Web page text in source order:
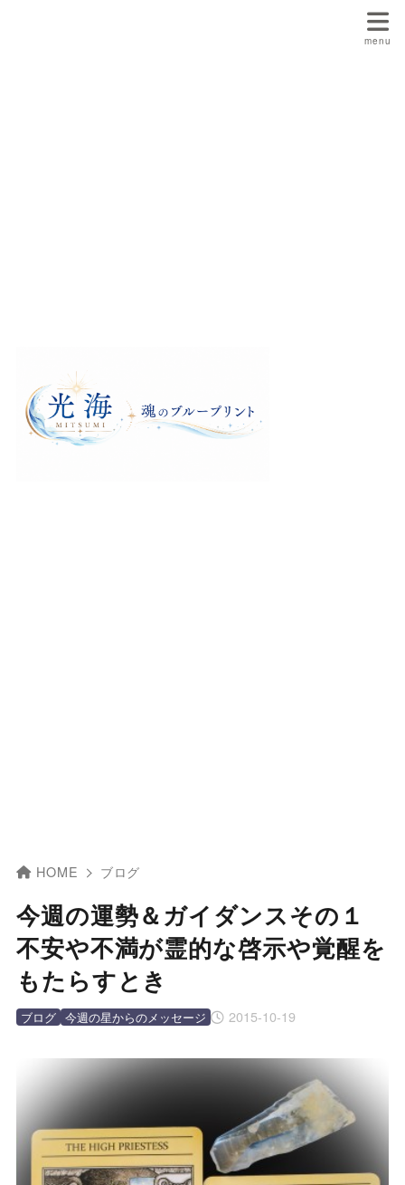
HOME ブログ
今週の運勢＆ガイダンスその１
不安や不満が霊的な啓示や覚醒を
もたらすとき
2015-10-19
ブログ 今週の星からのメッセージ